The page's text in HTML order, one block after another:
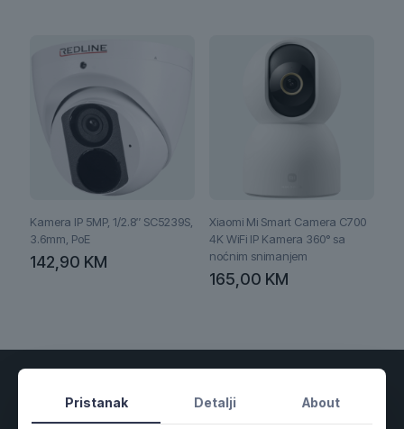
Kamera IP 5MP, 1/2.8″ SC5239S,
3.6mm, PoE
142,90 KM
Xiaomi Mi Smart Camera C700
4K WiFi IP Kamera 360° sa
noćnim snimanjem
165,00 KM
Pristanak Detalji About